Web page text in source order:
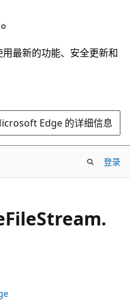
最新的功能、安全更新和
Edge 的详细信息
登录
FileStream.